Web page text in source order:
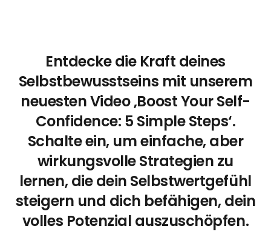
Entdecke die Kraft deines
Selbstbewusstseins mit unserem
neuesten Video ‚Boost Your Self-
Confidence: 5 Simple Steps‘.
Schalte ein, um einfache, aber
wirkungsvolle Strategien zu
lernen, die dein Selbstwertgefühl
steigern und dich befähigen, dein
volles Potenzial auszuschöpfen.